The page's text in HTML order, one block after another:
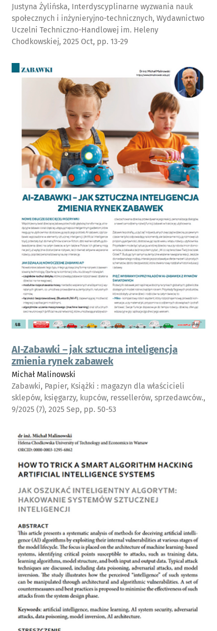
Justyna Żylińska, Interdyscyplinarne wyzwania nauk
społecznych i inżynieryjno-technicznych, Wydawnictwo
Uczelni Techniczno-Handlowej im. Heleny
Chodkowskiej, 2025 Oct, pp. 13-29
AI-Zabawki – jak sztuczna inteligencja
zmienia rynek zabawek
Michał Malinowski
Zabawki, Papier, Książki : magazyn dla właścicieli
sklepów, księgarzy, kupców, ressellerów, sprzedawców.,
9/2025 (7), 2025 Sep, pp. 50-53